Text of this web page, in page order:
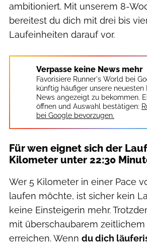
ambitioniert. Mit unserem 8-
bereitest du dich mit drei bis
Laufeinheiten darauf vor.
Verpasse keine News mehr
Favorisiere Runner's World bei
künftig häufiger unsere neuesten
News angezeigt zu bekommen.
öffnen und Auswahl bestätigen:
bei Google bevorzugen.
Für wen eignet sich der
Kilometer unter 22:30
Wer 5 Kilometer in einer Pace
laufen möchte, ist sicher kein
keine Einsteigerin mehr.
mit überschaubarem zeitlichem
erreichen. Wenn du dich l